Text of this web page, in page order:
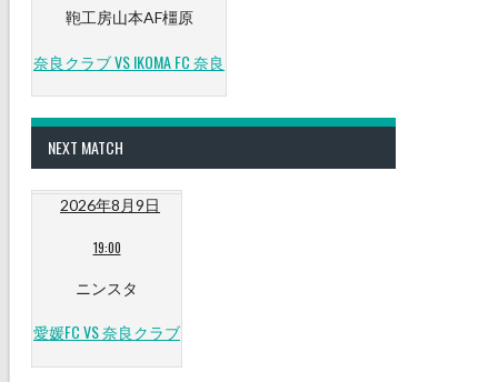
鞄工房山本AF橿原
奈良クラブ VS IKOMA FC 奈良
NEXT MATCH
2026年8月9日
19:00
ニンスタ
愛媛FC VS 奈良クラブ